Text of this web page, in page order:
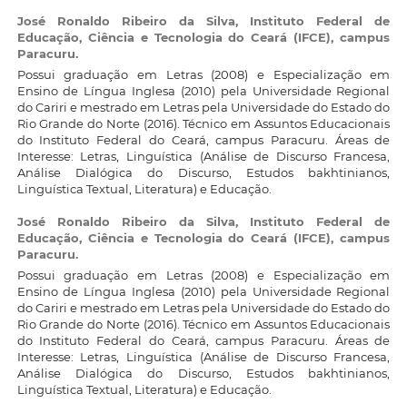
José Ronaldo Ribeiro da Silva, Instituto Federal de
Educação, Ciência e Tecnologia do Ceará (IFCE), campus
Paracuru.
Possui graduação em Letras (2008) e Especialização em
Ensino de Língua Inglesa (2010) pela Universidade Regional
do Cariri e mestrado em Letras pela Universidade do Estado do
Rio Grande do Norte (2016). Técnico em Assuntos Educacionais
do Instituto Federal do Ceará, campus Paracuru. Áreas de
Interesse: Letras, Linguística (Análise de Discurso Francesa,
Análise Dialógica do Discurso, Estudos bakhtinianos,
Linguística Textual, Literatura) e Educação.
José Ronaldo Ribeiro da Silva, Instituto Federal de
Educação, Ciência e Tecnologia do Ceará (IFCE), campus
Paracuru.
Possui graduação em Letras (2008) e Especialização em
Ensino de Língua Inglesa (2010) pela Universidade Regional
do Cariri e mestrado em Letras pela Universidade do Estado do
Rio Grande do Norte (2016). Técnico em Assuntos Educacionais
do Instituto Federal do Ceará, campus Paracuru. Áreas de
Interesse: Letras, Linguística (Análise de Discurso Francesa,
Análise Dialógica do Discurso, Estudos bakhtinianos,
Linguística Textual, Literatura) e Educação.